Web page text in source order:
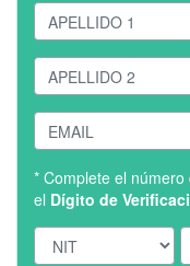
* Complete el
el Dígito de